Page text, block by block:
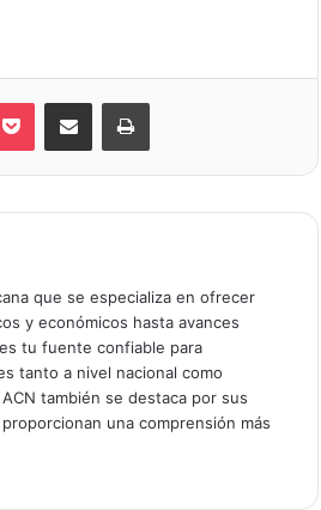
que se especializa en ofrecer
y económicos hasta avances
tu fuente confiable para
tanto a nivel nacional como
también se destaca por sus
una comprensión más